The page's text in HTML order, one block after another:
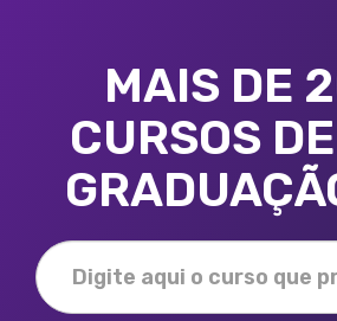
MAIS DE
CURSOS